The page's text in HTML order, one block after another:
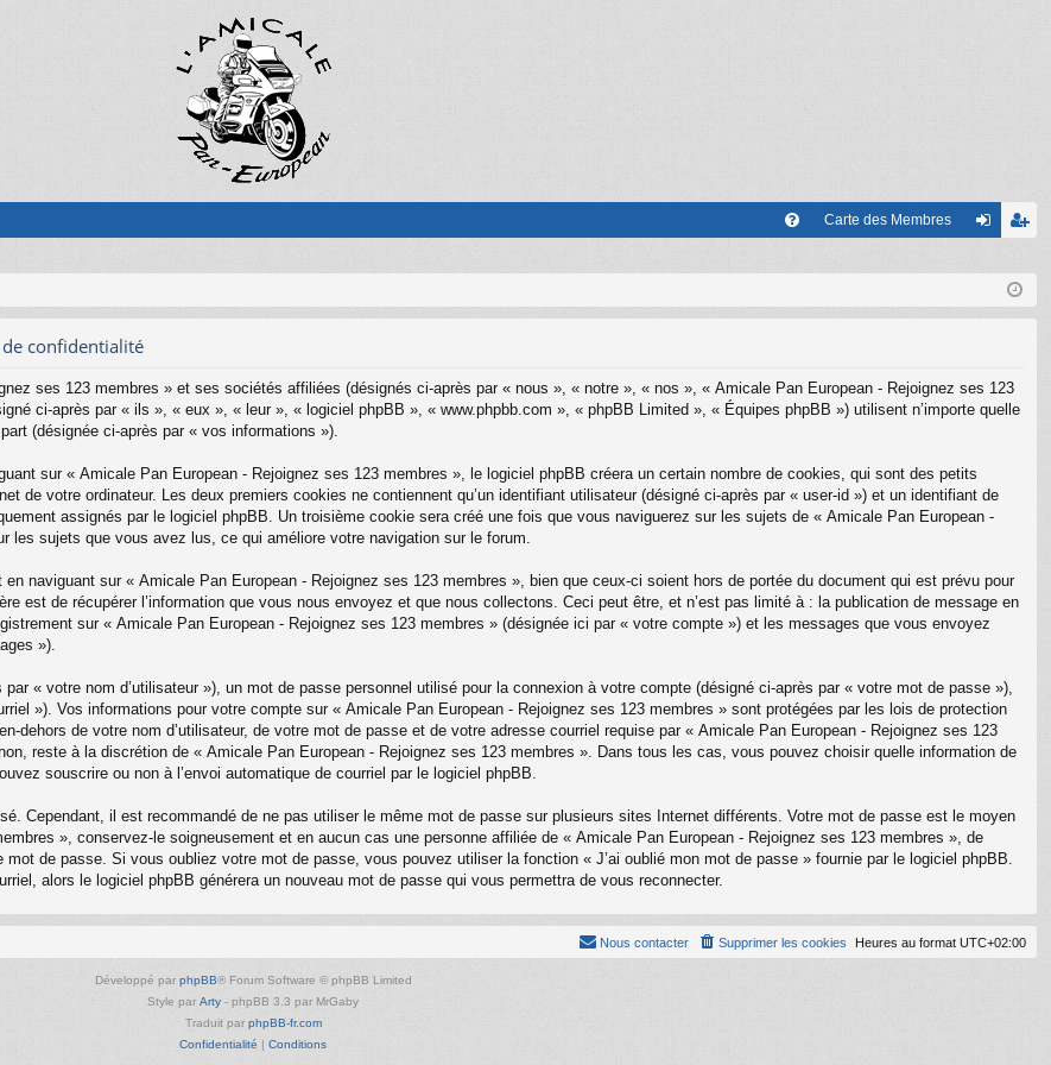
Carte des Membres
nr
confidentialité
ses 123 membres » et ses sociétés affiliées (désignés ci-après par « nous », « notre », « nos », « Amicale Pan European - Rejoignez ses 123
ci-après par « ils », « eux », « leur », « logiciel phpBB », « www.phpbb.com », « phpBB Limited », « Équipes phpBB ») utilisent n’importe quelle
(désignée ci-après par « vos informations »).
sur « Amicale Pan European - Rejoignez ses 123 membres », le logiciel phpBB créera un certain nombre de cookies, qui sont des petits
de votre ordinateur. Les deux premiers cookies ne contiennent qu’un identifiant utilisateur (désigné ci-après par « user-id ») et un identifiant de
assignés par le logiciel phpBB. Un troisième cookie sera créé une fois que vous naviguerez sur les sujets de « Amicale Pan European -
sujets que vous avez lus, ce qui améliore votre navigation sur le forum.
naviguant sur « Amicale Pan European - Rejoignez ses 123 membres », bien que ceux-ci soient hors de portée du document qui est prévu pour
est de récupérer l’information que vous nous envoyez et que nous collectons. Ceci peut être, et n’est pas limité à : la publication de message en
sur « Amicale Pan European - Rejoignez ses 123 membres » (désignée ici par « votre compte ») et les messages que vous envoyez
»).
« votre nom d’utilisateur »), un mot de passe personnel utilisé pour la connexion à votre compte (désigné ci-après par « votre mot de passe »),
»). Vos informations pour votre compte sur « Amicale Pan European - Rejoignez ses 123 membres » sont protégées par les lois de protection
dehors de votre nom d’utilisateur, de votre mot de passe et de votre adresse courriel requise par « Amicale Pan European - Rejoignez ses 123
reste à la discrétion de « Amicale Pan European - Rejoignez ses 123 membres ». Dans tous les cas, vous pouvez choisir quelle information de
souscrire ou non à l’envoi automatique de courriel par le logiciel phpBB.
Cependant, il est recommandé de ne pas utiliser le même mot de passe sur plusieurs sites Internet différents. Votre mot de passe est le moyen
», conservez-le soigneusement et en aucun cas une personne affiliée de « Amicale Pan European - Rejoignez ses 123 membres », de
de passe. Si vous oubliez votre mot de passe, vous pouvez utiliser la fonction « J’ai oublié mon mot de passe » fournie par le logiciel phpBB.
alors le logiciel phpBB générera un nouveau mot de passe qui vous permettra de vous reconnecter.
Heures au format UTC+02:00
Supprimer les cookies
Nous contacter
Développé par phpBB® Forum Software © phpBB Limited
Style par Arty - phpBB 3.3 par MrGaby
Traduit par phpBB-fr.com
Confidentialité | Conditions